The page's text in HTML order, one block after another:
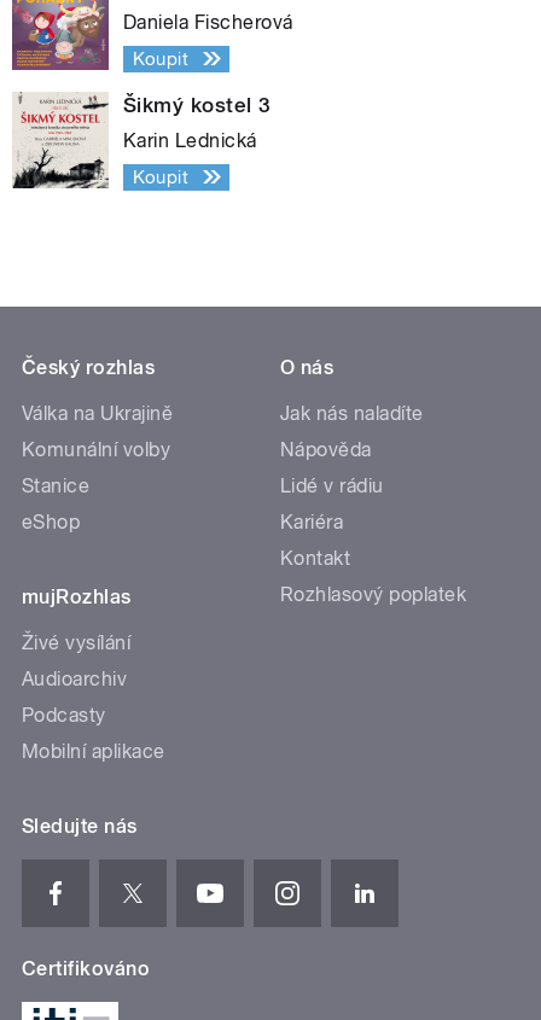
Daniela Fischerová
Koupit
Šikmý kostel 3
Karin Lednická
Koupit
Český rozhlas
Válka na Ukrajině
Komunální volby
Stanice
eShop
mujRozhlas
Živé vysílání
Audioarchiv
Podcasty
Mobilní aplikace
O nás
Jak nás naladíte
Nápověda
Lidé v rádiu
Kariéra
Kontakt
Rozhlasový poplatek
Sledujte nás
Certifikováno